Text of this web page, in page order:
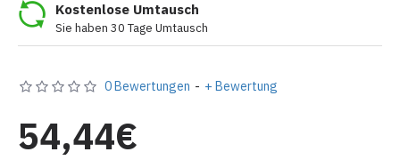
Kostenlose Umtausch
Sie haben 30 Tage Umtausch
0 Bewertungen - + Bewertung
54,44€